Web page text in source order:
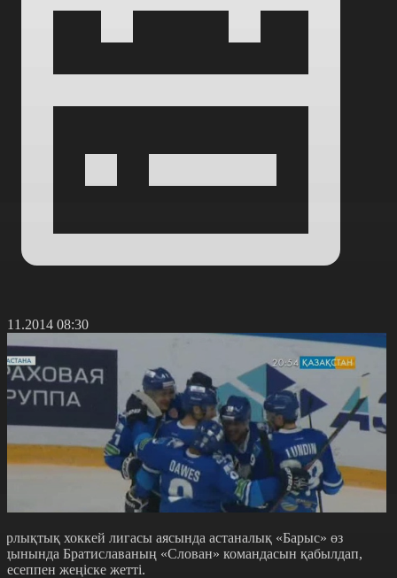
08:30
хоккей лигасы аясында астаналық «Барыс» өз
Братиславаның «Слован» командасын қабылдап,
есеппен жеңіске жетті.